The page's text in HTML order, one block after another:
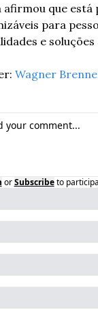
afirmou que está
para
e
Wagner
or Subscribe to